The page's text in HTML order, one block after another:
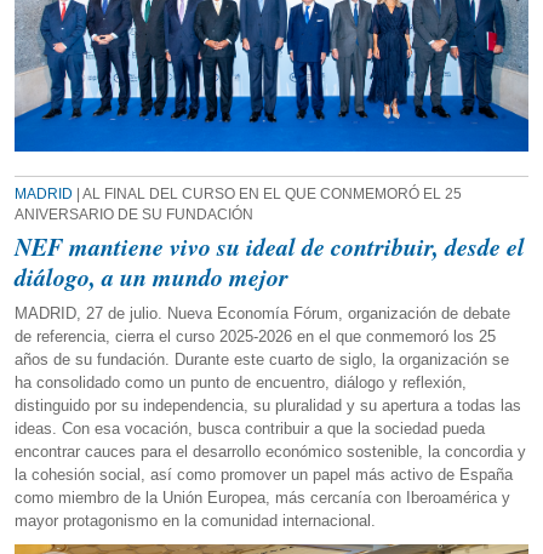
MADRID | AL FINAL DEL CURSO EN EL QUE CONMEMORÓ EL 25
ANIVERSARIO DE SU FUNDACIÓN
NEF mantiene vivo su ideal de contribuir, desde el
diálogo, a un mundo mejor
MADRID, 27 de julio. Nueva Economía Fórum, organización de debate
de referencia, cierra el curso 2025-2026 en el que conmemoró los 25
años de su fundación. Durante este cuarto de siglo, la organización se
ha consolidado como un punto de encuentro, diálogo y reflexión,
distinguido por su independencia, su pluralidad y su apertura a todas las
ideas. Con esa vocación, busca contribuir a que la sociedad pueda
encontrar cauces para el desarrollo económico sostenible, la concordia y
la cohesión social, así como promover un papel más activo de España
como miembro de la Unión Europea, más cercanía con Iberoamérica y
mayor protagonismo en la comunidad internacional.